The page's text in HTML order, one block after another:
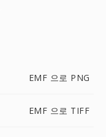
EMF 으로 PNG
EMF 으로 TIFF